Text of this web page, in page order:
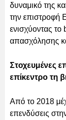
δυναμικό της
την επιστροφή
ενισχύοντας το
απασχόλησης
Στοχευμένες
επίκεντρο τη
Από το 2018
επενδύσεις